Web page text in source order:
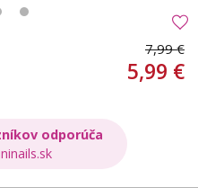
7,99 €
5,99 €
odporúča